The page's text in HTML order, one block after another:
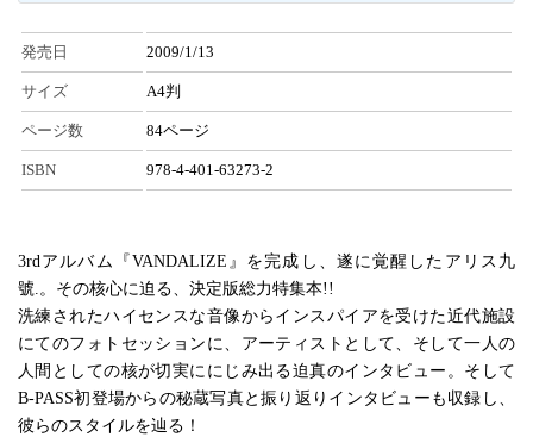
発売日 2009/1/13
サイズ A4判
ページ数 84ページ
ISBN 978-4-401-63273-2
3rdアルバム『VANDALIZE』を完成し、遂に覚醒したアリス九
號.。その核心に迫る、決定版総力特集本!!
洗練されたハイセンスな音像からインスパイアを受けた近代施設
にてのフォトセッションに、アーティストとして、そして一人の
人間としての核が切実ににじみ出る迫真のインタビュー。そして
B-PASS初登場からの秘蔵写真と振り返りインタビューも収録し、
彼らのスタイルを辿る！